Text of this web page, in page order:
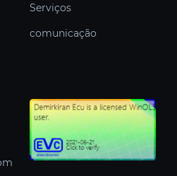
Serviços
comunicação